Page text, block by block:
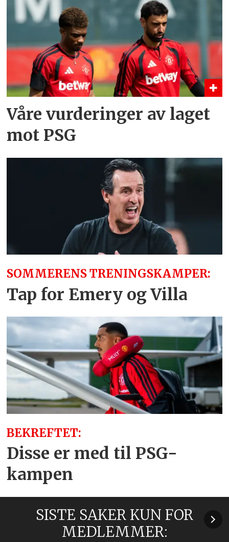
Våre vurderinger av laget
mot PSG
SOMMERENS TRENINGSKAMPER:
Tap for Emery og Villa
BEKREFTET:
Disse er med til PSG-
kampen
SISTE SAKER KUN FOR
MEDLEMMER: